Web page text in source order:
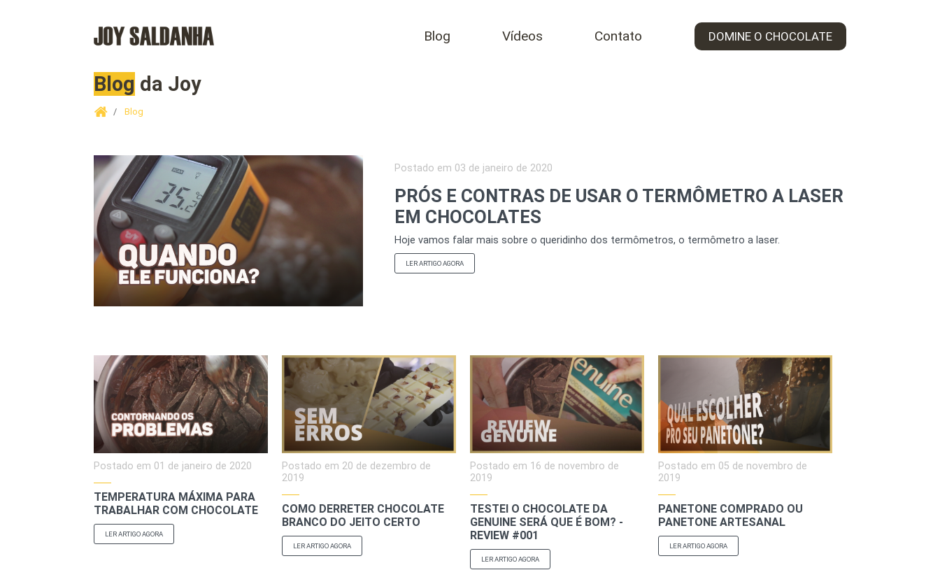
Blog Vídeos Contato DOMINE O CHOCOLATE
Blog da Joy
Blog
Postado em 03 de janeiro de 2020
PRÓS E CONTRAS DE USAR O TERMÔMETRO A LASER
EM CHOCOLATES
Hoje vamos falar mais sobre o queridinho dos termômetros, o termômetro a laser.
LER ARTIGO AGORA
Postado em 01 de janeiro de 2020
TEMPERATURA MÁXIMA PARA
TRABALHAR COM CHOCOLATE
LER ARTIGO AGORA
Postado em 20 de dezembro de
2019
COMO DERRETER CHOCOLATE
BRANCO DO JEITO CERTO
LER ARTIGO AGORA
Postado em 16 de novembro de
2019
TESTEI O CHOCOLATE DA
GENUINE SERÁ QUE É BOM? -
REVIEW #001
LER ARTIGO AGORA
Postado em 05 de novembro de
2019
PANETONE COMPRADO OU
PANETONE ARTESANAL
LER ARTIGO AGORA